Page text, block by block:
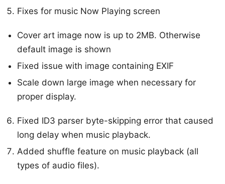
Fixes for music Now Playing screen
Cover art image now is up to 2MB. Otherwise
default image is shown
Fixed issue with image containing EXIF
Scale down large image when necessary for
proper display.
Fixed ID3 parser byte-skipping error that caused
long delay when music playback.
Added shuffle feature on music playback (all
types of audio files).